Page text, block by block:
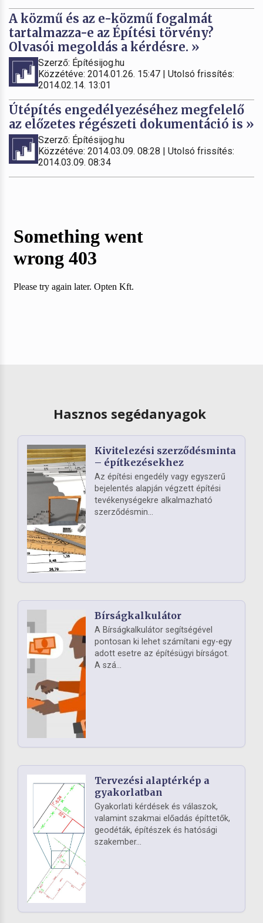
A közmű és az e-közmű fogalmát
tartalmazza-e az Építési törvény?
Olvasói megoldás a kérdésre. »
Szerző: Építésijog.hu
Közzétéve: 2014.01.26. 15:47 | Utolsó frissítés:
2014.02.14. 13:01
Útépítés engedélyezéséhez megfelelő
az előzetes régészeti dokumentáció is »
Szerző: Építésijog.hu
Közzétéve: 2014.03.09. 08:28 | Utolsó frissítés:
2014.03.09. 08:34
Hasznos segédanyagok
Kivitelezési szerződésminta
– építkezésekhez
Az építési engedély vagy egyszerű
bejelentés alapján végzett építési
tevékenységekre alkalmazható
szerződésmin...
Bírságkalkulátor
A Bírságkalkulátor segítségével
pontosan ki lehet számítani egy-egy
adott esetre az építésügyi bírságot.
A szá...
Tervezési alaptérkép a
gyakorlatban
Gyakorlati kérdések és válaszok,
valamint szakmai előadás építtetők,
geodéták, építészek és hatósági
szakember...